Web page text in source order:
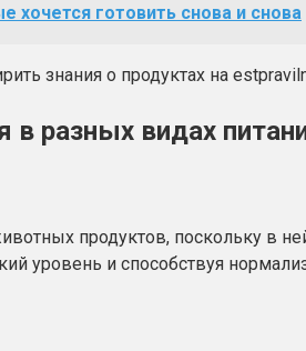
хочется готовить снова и снова
знания о продуктах на
в разных видах
продуктов, поскольку в
уровень и способствуя